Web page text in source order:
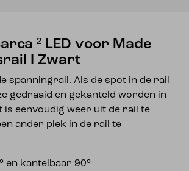
² LED voor Made
I Zwart
spanningrail. Als de spot in de rail
gedraaid en gekanteld worden in
is eenvoudig weer uit de rail te
ander plek in de rail te
en kantelbaar 90°